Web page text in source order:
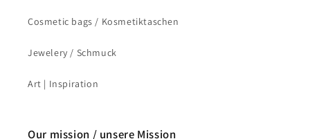
Cosmetic bags / Kosmetiktaschen
Jewelery / Schmuck
Art | Inspiration
Our mission / unsere Mission